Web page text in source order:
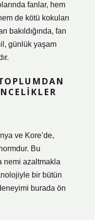
fanlar, hem
de kötü kokuları
bakıldığında, fan
günlük yaşam
ve Kore’de,
Bu
nemi azaltmakla
bir bütün
burada ön